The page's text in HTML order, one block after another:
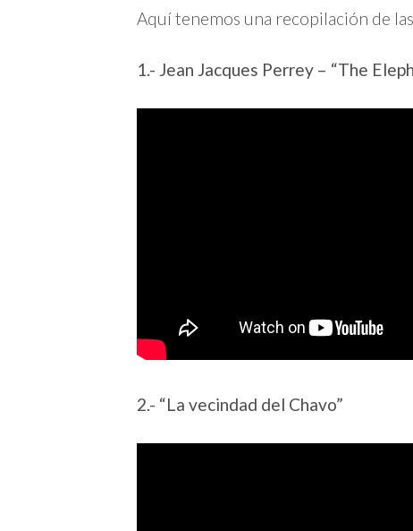
Aquí tenemos una recopilación de
1.- Jean Jacques Perrey – “The
2.- “La vecindad del Chavo”